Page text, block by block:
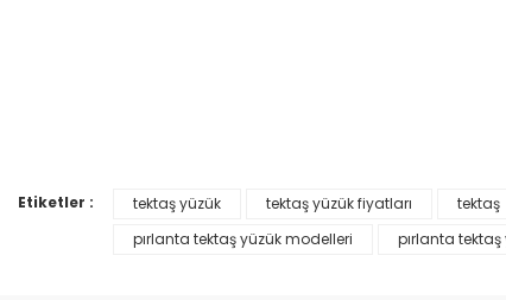
Bu ürünün fiyat bilgisi, resim, ürün açıklamalarında ve diğer
Ürün bilgilerinde hatalar bulunuyor.
Etiketler : tektaş yüzük tektaş yüzük fiyatları tektaş
pırlanta tektaş yüzük modelleri
pırlanta tektaş